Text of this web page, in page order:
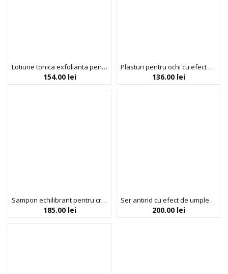
Lotiune tonica exfolianta pentru pori dilatati, cu extract de cactus, Bueno, 150 ml
154.00 lei
Plasturi pentru ochi cu efect antirid cu bakuchiol, Bueno, 96 g
136.00 lei
Sampon echilibrant pentru cresterea si fortifierea parului, cu Xanthohumol, Bueno, 500 ml
185.00 lei
Ser antirid cu efect de umplere si hidratare, cu Volufiline & peptide MGF, Hydro Volume Lift, Bueno, 40 ml
200.00 lei